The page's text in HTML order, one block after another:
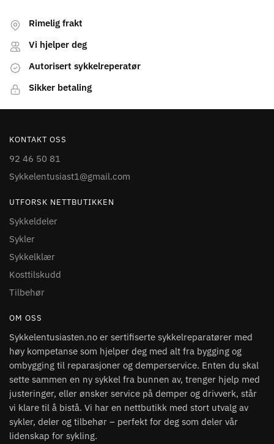
Rimelig frakt
Vi hjelper deg
Autorisert sykkelreperatør
Sikker betaling
KONTAKT OSS
92 46 50 81
Sykkelentusiast1@gmail.com
UTFORSK NETTBUTIKKEN
Sykkeldeler
Sykler
Sykkelklær
Kosttilskudd
Tilbehør
OM OSS
Sykkelentusiasten.no er sertifiserte sykkelreparatører med
høy kompetanse som hjelper deg med alt fra bygging og
ombygging til reparasjoner og demperservice. Enten du skal
sette sammen en ny sykkel fra bunnen av, trenger hjelp med
justeringer, eller ønsker service på demper og drivverk, står
vi klare til å bistå. Vi har en nettbutikk med stort utvalg av
sykler, deler og tilbehør – perfekt for deg som deler vår
lidenskap for sykling.